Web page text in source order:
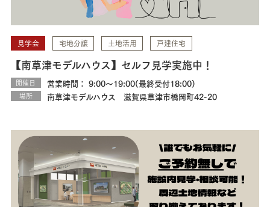
見学会 宅地分譲 土地活用 戸建住宅
【南草津モデルハウス】セルフ見学実施中！
開催日 営業時間： 9:00～19:00(最終受付18:00)
場所 南草津モデルハウス 滋賀県草津市橋岡町42-20